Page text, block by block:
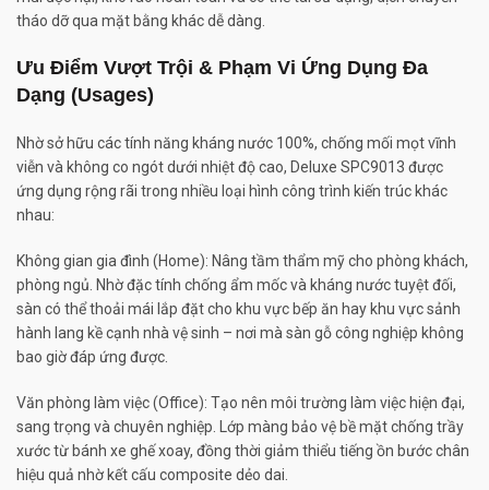
tháo dỡ qua mặt bằng khác dễ dàng.
Ưu Điểm Vượt Trội & Phạm Vi Ứng Dụng Đa
Dạng (Usages)
Nhờ sở hữu các tính năng kháng nước 100%, chống mối mọt vĩnh
viễn và không co ngót dưới nhiệt độ cao, Deluxe SPC9013 được
ứng dụng rộng rãi trong nhiều loại hình công trình kiến trúc khác
nhau:
Không gian gia đình (Home): Nâng tầm thẩm mỹ cho phòng khách,
phòng ngủ. Nhờ đặc tính chống ẩm mốc và kháng nước tuyệt đối,
sàn có thể thoải mái lắp đặt cho khu vực bếp ăn hay khu vực sảnh
hành lang kề cạnh nhà vệ sinh – nơi mà sàn gỗ công nghiệp không
bao giờ đáp ứng được.
Văn phòng làm việc (Office): Tạo nên môi trường làm việc hiện đại,
sang trọng và chuyên nghiệp. Lớp màng bảo vệ bề mặt chống trầy
xước từ bánh xe ghế xoay, đồng thời giảm thiểu tiếng ồn bước chân
hiệu quả nhờ kết cấu composite dẻo dai.